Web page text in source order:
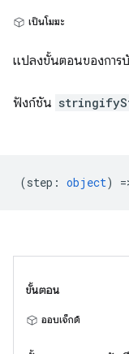
เป็นโมฆะ
แปลงขั้นตอนของการ
ฟังก์ชัน
(step : object)
ขั้นตอน
ออบเจ็กต์